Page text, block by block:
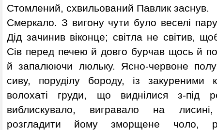
Стомлений, схвильований Павлик заснув.
Смеркало. З вигону чути було веселі
Дід зачинив віконце; світла не світив,
Сів перед печею й довго бурчав щось й
й запалюючи люльку. Ясно-червоне
сиву, поруділу бороду, із закуреними
волохаті груди, що виднілися з-під
виблискувало, вигравало на
розгладити йому зморщене чоло,